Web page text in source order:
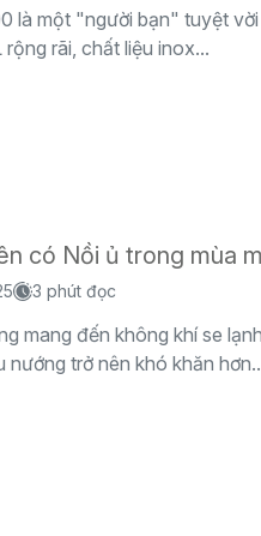
là một "người bạn" tuyệt
rãi, chất liệu inox...
có Nồi ủ trong mùa
3 phút đọc
mang đến không khí se
nướng trở nên khó khăn